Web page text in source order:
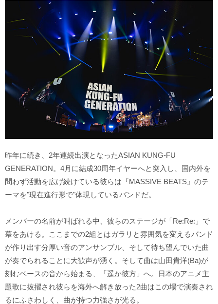
昨年に続き、2年連続出演となったASIAN KUNG-FU
GENERATION。4月に結成30周年イヤーへと突入し、国内外を
問わず活動を広げ続けている彼らは『MASSIVE BEATS』のテ
ーマを"現在進行形で"体現しているバンドだ。
メンバーの名前が叫ばれる中、彼らのステージが「Re:Re:」で
幕をあける。ここまでの2組とはガラリと雰囲気を変えるバンド
が作り出す分厚い音のアンサンブル、そして待ち望んでいた曲
が奏でられることに大歓声が湧く。そして曲は山田貴洋(Ba)が
刻むベースの音から始まる、「遥か彼方」へ。日本のアニメ主
題歌に抜擢され彼らを海外へ解き放った2曲はこの場で演奏され
るにふさわしく、曲が持つ力強さが光る。